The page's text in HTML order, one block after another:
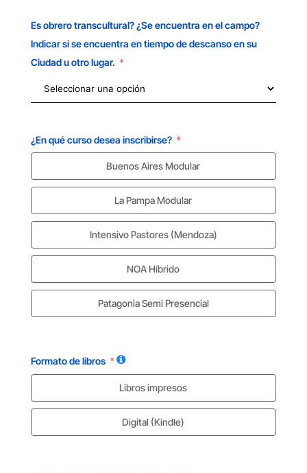
Es obrero transcultural? ¿Se encuentra en el campo?
Indicar si se encuentra en tiempo de descanso en su
Ciudad u otro lugar.
¿En qué curso desea inscribirse?
Buenos Aires Modular
La Pampa Modular
Intensivo Pastores (Mendoza)
NOA Híbrido
Patagonia Semi Presencial
Formato de libros
Libros impresos
Digital (Kindle)